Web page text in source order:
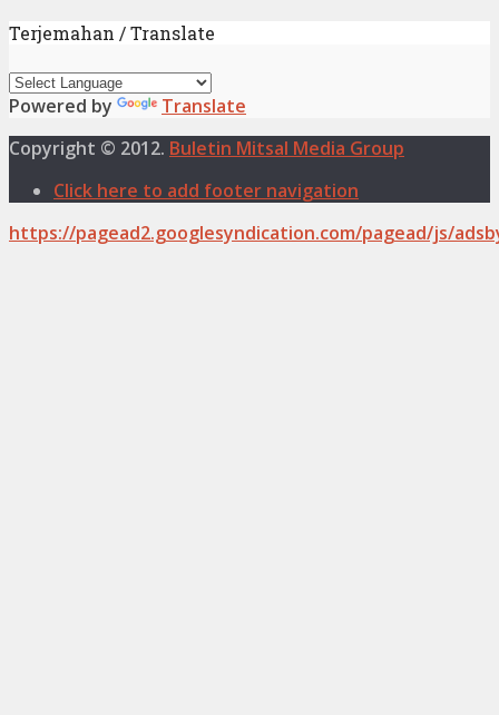
Terjemahan / Translate
Powered by
Translate
Copyright © 2012. Buletin Mitsal Media Group
Click here to add footer navigation
https://pagead2.googlesyndication.com/pagead/js/